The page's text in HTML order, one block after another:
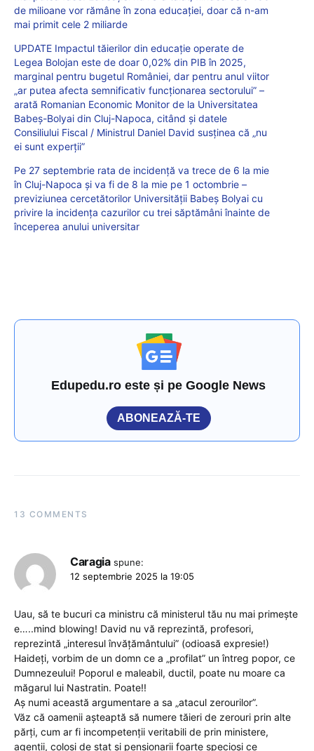
de milioane vor rămâne în zona educației, doar că n-am
mai primit cele 2 miliarde
UPDATE Impactul tăierilor din educație operate de
Legea Bolojan este de doar 0,02% din PIB în 2025,
marginal pentru bugetul României, dar pentru anul viitor
„ar putea afecta semnificativ funcționarea sectorului” –
arată Romanian Economic Monitor de la Universitatea
Babeș-Bolyai din Cluj-Napoca, citând și datele
Consiliului Fiscal / Ministrul Daniel David susținea că „nu
ei sunt experții”
Pe 27 septembrie rata de incidență va trece de 6 la mie
în Cluj-Napoca și va fi de 8 la mie pe 1 octombrie –
previziunea cercetătorilor Universității Babeș Bolyai cu
privire la incidența cazurilor cu trei săptămâni înainte de
începerea anului universitar
Edupedu.ro este și pe Google News
ABONEAZĂ-TE
13 COMMENTS
Caragia spune:
12 septembrie 2025 la 19:05
Uau, să te bucuri ca ministru că ministerul tău nu mai primește
e…..mind blowing! David nu vă reprezintă, profesori,
reprezintă „interesul învățământului” (odioasă expresie!)
Haideți, vorbim de un domn ce a „profilat” un întreg popor, ce
Dumnezeului! Poporul e maleabil, ductil, poate nu moare ca
măgarul lui Nastratin. Poate!!
Aș numi această argumentare a sa „atacul zerourilor”.
Văz că oamenii așteaptă să numere tăieri de zerouri prin alte
părți, cum ar fi incompetenții veritabili de prin ministere,
agenții, coloși de stat și pensionarii foarte specioși ce